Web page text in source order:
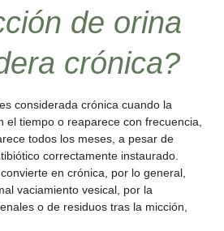
de orina
crónica?
considerada crónica cuando la
el tiempo o reaparece con frecuencia,
todos los meses, a pesar de
correctamente instaurado.
en crónica, por lo general,
vaciamiento vesical, por la
o de residuos tras la micción,